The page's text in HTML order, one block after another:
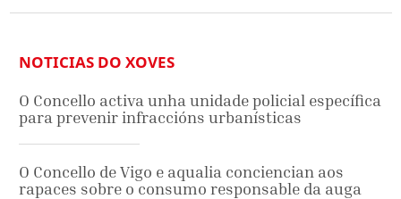
NOTICIAS DO XOVES
O Concello activa unha unidade policial específica
para prevenir infraccións urbanísticas
O Concello de Vigo e aqualia conciencian aos
rapaces sobre o consumo responsable da auga